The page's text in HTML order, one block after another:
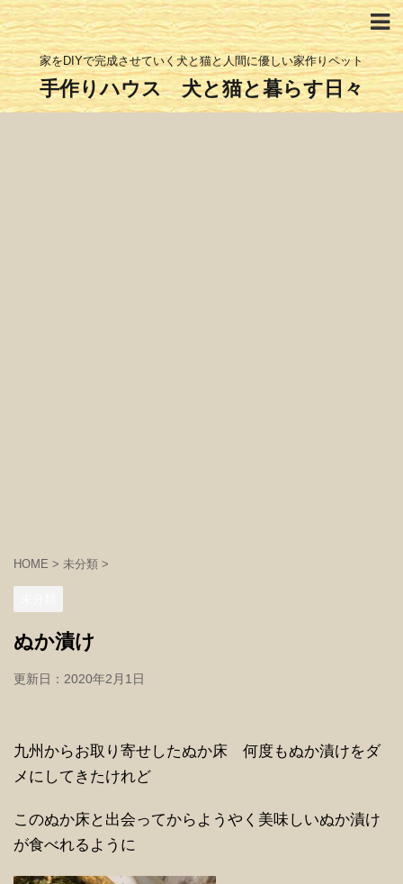
家をDIYで完成させていく犬と猫と人間に優しい家作りペット
手作りハウス 犬と猫と暮らす日々
HOME > 未分類 >
ぬか漬け
更新日： 2020年2月1日
九州からお取り寄せしたぬか床 何度もぬか漬けをダ
メにしてきたけれど
このぬか床と出会ってからようやく美味しいぬか漬け
が食べれるように